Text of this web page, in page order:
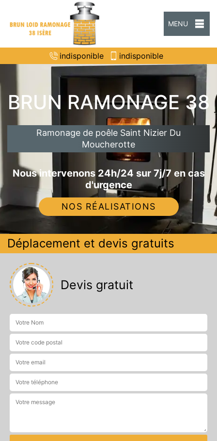
MENU
indisponible indisponible
BRUN RAMONAGE 38
Ramonage de poêle Saint Nizier Du
Moucherotte
Nous intervenons 24h/24 sur 7j/7 en cas
d'urgence
NOS RÉALISATIONS
Déplacement et devis gratuits
Devis gratuit